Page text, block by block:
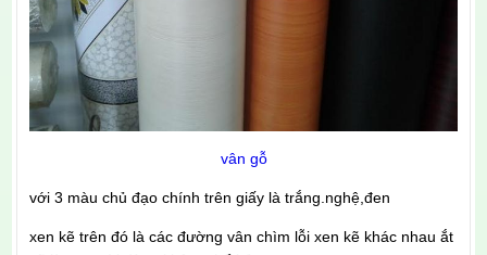
vân gỗ
với 3 màu chủ đạo chính trên giấy là trắng.nghệ,đen
xen kẽ trên đó là các đường vân chìm lỗi xen kẽ khác nhau ắt